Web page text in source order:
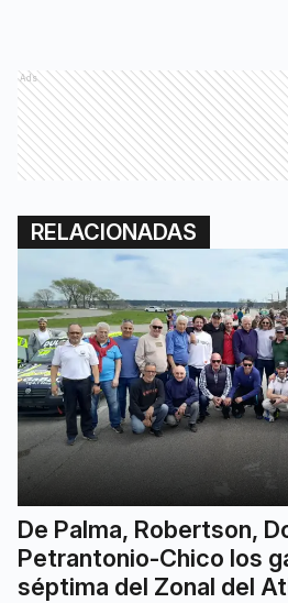
Ads
RELACIONADAS
De Palma, Robertson,
Petrantonio-Chico los
séptima del Zonal del